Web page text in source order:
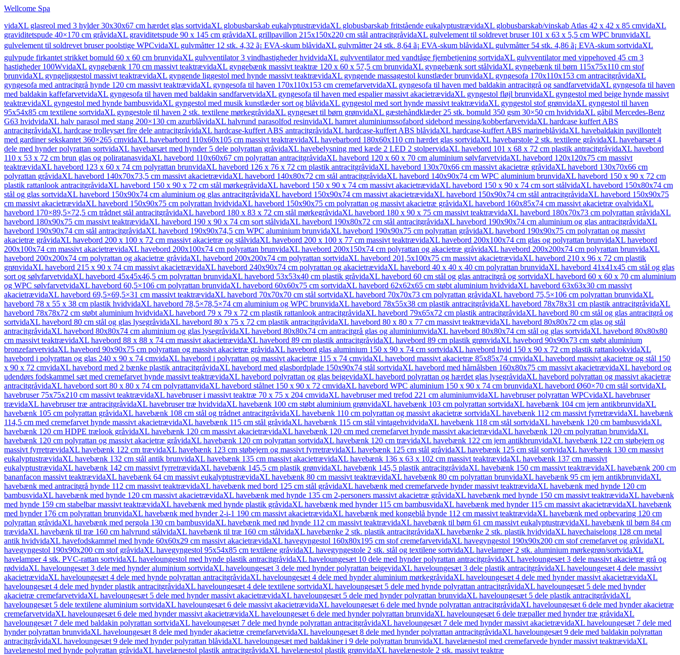
Wellcome Spa
vidaXL glasreol med 3 hylder 30x30x67 cm hærdet glas sortvidaXL globusbarskab eukalyptustrævidaXL globusbarskab fritstående eukalyptustrævidaXL globusbarskab/vinskab Atlas 42 x 42 x 85 cmvidaXL
graviditetspude 40×170 cm gråvidaXL graviditetspude 90 x 145 cm gråvidaXL grillpavillon 215x150x220 cm stål antracitgråvidaXL gulvelement til soldrevet bruser 101 x 63 x 5,5 cm WPC brunvidaXL
gulvelement til soldrevet bruser poolstige WPCvidaXL gulvmåtter 12 stk. 4,32 ã¡ EVA-skum blåvidaXL gulvmåtter 24 stk. 8,64 ã¡ EVA-skum blåvidaXL gulvmåtter 54 stk. 4,86 ã¡ EVA-skum sortvidaXL
gulvpude firkantet strikket bomuld 60 x 60 cm brunvidaXL gulvventilator 3 vindhastigheder hvidvidaXL gulvventilator med vandtåge fjernbetjening sortvidaXL gulvventilator med vippehoved 45 cm 3
hastigheder 100WvidaXL gyngebænk 170 cm massivt teaktrævidaXL gyngebænk massivt teaktræ 120 x 60 x 57,5 cm brunvidaXL gyngebænk sort stålvidaXL gyngebænk til børn 115x75x110 cm stof
brunvidaXL gyngeliggestol massivt teaktrævidaXL gyngende liggestol med hynde massivt teaktrævidaXL gyngende massagestol kunstlæder brunvidaXL gyngesofa 170x110x153 cm antracitgråvidaXL
gyngesofa med antracitgrå hynde 120 cm massivt teaktrævidaXL gyngesofa til haven 170x110x153 cm cremefarvetvidaXL gyngesofa til haven med baldakin antracitgrå og sandfarvetvidaXL gyngesofa til haven
med baldakin kaffefarvetvidaXL gyngesofa til haven med baldakin sandfarvetvidaXL gyngesofa til haven med espalier massivt akacietrævidaXL gyngestol fløjl brunvidaXL gyngestol med beige hynde massivt
teaktrævidaXL gyngestol med hynde bambusvidaXL gyngestol med musik kunstlæder sort og blåvidaXL gyngestol med sort hynde massivt teaktrævidaXL gyngestol stof grønvidaXL gyngestol til haven
95x54x85 cm textilene sortvidaXL gyngestole til haven 2 stk. textilene mørkegråvidaXL gyngesæt til børn grønvidaXL gæstehåndklæder 25 stk. bomuld 350 gsm 30×50 cm hvidvidaXL gåbil Mercedes-Benz
G63 hvidvidaXL halv parasol med stang 200×130 cm azurblåvidaXL halvrund parasolfod resinvidaXL hamret aluminiumssofabord sidebord messing/kobberfarvetvidaXL hardcase kuffert ABS
antracitgråvidaXL hardcase trolleysæt fire dele antracitgråvidaXL hardcase-kuffert ABS antracitgråvidaXL hardcase-kuffert ABS blåvidaXL hardcase-kuffert ABS marineblåvidaXL havebaldakin pavillontelt
med gardiner sekskantet 360×265 cmvidaXL havebarbord 110x60x105 cm massivt teaktrævidaXL havebarbord 180x60x110 cm hærdet glas sortvidaXL havebarstole 2 stk. textilene gråvidaXL havebarsæt 4
dele med hynder polyrattan sortvidaXL havebarsæt med hynder 5 dele polyrattan gråvidaXL havebelysning med kæde 2 LED 2 stolpervidaXL havebord 101 x 68 x 72 cm plastik antracitgråvidaXL havebord
110 x 53 x 72 cm brun glas og poliratanasvidaXL havebord 110x60x67 cm polyrattan antracitgråvidaXL havebord 120 x 60 x 70 cm aluminium sølvfarvetvidaXL havebord 120x120x75 cm massivt
teaktrævidaXL havebord 123 x 60 x 74 cm polyrattan brunvidaXL havebord 126 x 76 x 72 cm plastik antracitgråvidaXL havebord 130x70x66 cm massivt akacietræ gråvidaXL havebord 130x70x66 cm
polyrattan gråvidaXL havebord 140x70x73,5 cm massivt akacietrævidaXL havebord 140x80x72 cm stål antracitgråvidaXL havebord 140x90x74 cm WPC aluminium brunvidaXL havebord 150 x 90 x 72 cm
plastik rattanlook antracitgråvidaXL havebord 150 x 90 x 72 cm stål mørkegråvidaXL havebord 150 x 90 x 74 cm massivt akacietrævidaXL havebord 150 x 90 x 74 cm sort stålvidaXL havebord 150x80x74 cm
stål og glas sortvidaXL havebord 150x90x74 cm aluminium og glas antracitgråvidaXL havebord 150x90x74 cm massivt akacietrævidaXL havebord 150x90x74 cm stål antracitgråvidaXL havebord 150x90x75
cm massivt akacietrævidaXL havebord 150x90x75 cm polyrattan hvidvidaXL havebord 150x90x75 cm polyrattan og massivt akacietræ gråvidaXL havebord 160x85x74 cm massivt akacietræ ovalvidaXL
havebord 170×89,5×72,5 cm trådnet stål antracitgråvidaXL havebord 180 x 83 x 72 cm stål mørkegråvidaXL havebord 180 x 90 x 75 cm massivt teaktrævidaXL havebord 180x70x73 cm polyrattan gråvidaXL
havebord 180x90x75 cm massivt teaktrævidaXL havebord 190 x 90 x 74 cm sort stålvidaXL havebord 190x80x72 cm stål antracitgråvidaXL havebord 190x90x74 cm aluminium og glas antracitgråvidaXL
havebord 190x90x74 cm stål antracitgråvidaXL havebord 190x90x74,5 cm WPC aluminium brunvidaXL havebord 190x90x75 cm polyrattan gråvidaXL havebord 190x90x75 cm polyrattan og massivt
akacietræ gråvidaXL havebord 200 x 100 x 72 cm massivt akacietræ og stålvidaXL havebord 200 x 100 x 77 cm massivt teaktrævidaXL havebord 200x100x74 cm glas og polyrattan brunvidaXL havebord
200x100x74 cm massivt akacietrævidaXL havebord 200x100x74 cm polyrattan brunvidaXL havebord 200x150x74 cm polyrattan og akacietræ gråvidaXL havebord 200x200x74 cm polyrattan brunvidaXL
havebord 200x200x74 cm polyrattan og akacietræ gråvidaXL havebord 200x200x74 cm polyrattan sortvidaXL havebord 201,5x100x75 cm massivt akacietrævidaXL havebord 210 x 96 x 72 cm plastik
grønvidaXL havebord 215 x 90 x 74 cm massivt akacietrævidaXL havebord 240x90x74 cm polyrattan og akacietrævidaXL havebord 40 x 40 x 40 cm polyrattan brunvidaXL havebord 41x41x45 cm stål og glas
sort og sølvfarvetvidaXL havebord 45x45x46,5 cm polyrattan brunvidaXL havebord 53x53x40 cm plastik gråvidaXL havebord 60 cm stål og glas antracitgrå og sortvidaXL havebord 60 x 60 x 70 cm aluminium
og WPC sølvfarvetvidaXL havebord 60,5×106 cm polyrattan brunvidaXL havebord 60x60x75 cm sortvidaXL havebord 62x62x65 cm støbt aluminium hvidvidaXL havebord 63x63x30 cm massivt
akacietrævidaXL havebord 69,5×69,5×31 cm massivt teaktrævidaXL havebord 70x70x70 cm stål sortvidaXL havebord 70x70x73 cm polyrattan gråvidaXL havebord 75,5×106 cm polyrattan brunvidaXL
havebord 78 x 55 x 38 cm plastik hvidvidaXL havebord 78,5×78,5×74 cm aluminium og WPC brunvidaXL havebord 78x55x38 cm plastik antracitgråvidaXL havebord 78x78x31 cm plastik antracitgråvidaXL
havebord 78x78x72 cm støbt aluminium hvidvidaXL havebord 79 x 79 x 72 cm plastik rattanlook antracitgråvidaXL havebord 79x65x72 cm plastik antracitgråvidaXL havebord 80 cm stål og glas antracitgrå og
sortvidaXL havebord 80 cm stål og glas lysegråvidaXL havebord 80 x 75 x 72 cm plastik antracitgråvidaXL havebord 80 x 80 x 77 cm massivt teaktrævidaXL havebord 80x80x72 cm glas og stål
antracitgråvidaXL havebord 80x80x74 cm aluminium og glas lysegråvidaXL havebord 80x80x74 cm antracitgrå glas og aluminiumvidaXL havebord 80x80x74 cm stål og glas sortvidaXL havebord 80x80x80
cm massivt teaktrævidaXL havebord 88 x 88 x 74 cm massivt akacietrævidaXL havebord 89 cm plastik antracitgråvidaXL havebord 89 cm plastik grønvidaXL havebord 90x90x73 cm støbt aluminium
bronzefarvetvidaXL havebord 90x90x75 cm polyrattan og massivt akacietræ gråvidaXL havebord glas aluminium 150 x 90 x 74 cm sortvidaXL havebord hvid 150 x 90 x 72 cm plastik rattanlookvidaXL
havebord i polyrattan og glas 240 x 90 x 74 cmvidaXL havebord i polyrattan og massivt akacietræ 115 x 74 cmvidaXL havebord massivt akacietræ 85x85x74 cmvidaXL havebord massivt akacietræ og stål 150
x 90 x 72 cmvidaXL havebord med 2 bænke plastik antracitgråvidaXL havebord med glasbordplade 150x90x74 stål sortvidaXL havebord med hårnålsben 160x80x75 cm massivt akacietrævidaXL havebord og
udendørs fodskammel sæt med cremefarvet hynde massivt teaktrævidaXL havebord polyrattan og glas beigevidaXL havebord polyrattan og hærdet glas lysegråvidaXL havebord polyrattan og massivt akacietræ
antracitgråvidaXL havebord sort 80 x 80 x 74 cm polyrattanvidaXL havebord stålnet 150 x 90 x 72 cmvidaXL havebord WPC aluminium 150 x 90 x 74 cm brunvidaXL havebord Ø60×70 cm stål sortvidaXL
havebruser 75x75x210 cm massivt teaktrævidaXL havebruser i massivt teaktræ 70 x 75 x 204 cmvidaXL havebruser med trefod 221 cm aluminiumvidaXL havebruser polyrattan WPCvidaXL havebruser
trævidaXL havebruser træ antracitgråvidaXL havebruser træ hvidvidaXL havebænk 100 cm støbt aluminium grønvidaXL havebænk 103 cm polyrattan sortvidaXL havebænk 104 cm jern antikbrunvidaXL
havebænk 105 cm polyrattan gråvidaXL havebænk 108 cm stål og trådnet antracitgråvidaXL havebænk 110 cm polyrattan og massivt akacietræ sortvidaXL havebænk 112 cm massivt fyrretrævidaXL havebænk
114,5 cm med cremefarvet hynde massivt akacietrævidaXL havebænk 115 cm stål gråvidaXL havebænk 115 cm stål vintagehvidvidaXL havebænk 118 cm stål sortvidaXL havebænk 120 cm bambusvidaXL
havebænk 120 cm HDPE trælook gråvidaXL havebænk 120 cm massivt akacietrævidaXL havebænk 120 cm med cremefarvet hynde massivt akacietrævidaXL havebænk 120 cm polyrattan brunvidaXL
havebænk 120 cm polyrattan og massivt akacietræ gråvidaXL havebænk 120 cm polyrattan sortvidaXL havebænk 120 cm trævidaXL havebænk 122 cm jern antikbrunvidaXL havebænk 122 cm støbejern og
massivt fyrretrævidaXL havebænk 122 cm trævidaXL havebænk 123 cm støbejern og massivt fyrretrævidaXL havebænk 125 cm stål gråvidaXL havebænk 125 cm stål sortvidaXL havebænk 130 cm massivt
eukalyptustrævidaXL havebænk 132 cm stål antik brunvidaXL havebænk 135 cm massivt akacietrævidaXL havebænk 136 x 63 x 102 cm massivt teaktrævidaXL havebænk 137 cm massivt
eukalyptustrævidaXL havebænk 142 cm massivt fyrretrævidaXL havebænk 145,5 cm plastik grønvidaXL havebænk 145,5 plastik antracitgråvidaXL havebænk 150 cm massivt teaktrævidaXL havebænk 200 cm
bananfacon massivt teaktrævidaXL havebænk 64 cm massivt eukalyptustrævidaXL havebænk 80 cm massivt teaktrævidaXL havebænk 80 cm polyrattan brunvidaXL havebænk 95 cm jern antikbrunvidaXL
havebænk med antracitgrå hynde 112 cm massivt teaktrævidaXL havebænk med bord 125 cm stål gråvidaXL havebænk med cremefarvede hynder massivt teaktrævidaXL havebænk med hynde 120 cm
bambusvidaXL havebænk med hynde 120 cm massivt akacietrævidaXL havebænk med hynde 135 cm 2-personers massivt akacietræ gråvidaXL havebænk med hynde 150 cm massivt teaktrævidaXL havebænk
med hynde 159 cm stabelbar massivt teaktrævidaXL havebænk med hynde plastik gråvidaXL havebænk med hynder 115 cm bambusvidaXL havebænk med hynder 115 cm massivt akacietrævidaXL havebænk
med hynder 176 cm polyrattan brunvidaXL havebænk med hynder 2-i-1 190 cm massivt akacietrævidaXL havebænk med kongeblå hynde 112 cm massivt teaktrævidaXL havebænk med opbevaring 120 cm
polyrattan gråvidaXL havebænk med pergola 130 cm bambusvidaXL havebænk med rød hynde 112 cm massivt teaktrævidaXL havebænk til børn 61 cm massivt eukalyptustrævidaXL havebænk til børn 84 cm
trævidaXL havebænk til træ 160 cm halvrund stålvidaXL havebænk til træ 160 cm stålvidaXL havebænke 2 stk. plastik antracitgråvidaXL havebænke 2 stk. plastik hvidvidaXL havechaiselong 128 cm metal
antik hvidvidaXL havefodskammel med hynde 60x60x29 cm massivt akacietrævidaXL havegyngestol 160x80x195 cm stof cremefarvetvidaXL havegyngestol 190x90x200 cm stof cremefarvet og gråvidaXL
havegyngestol 190x90x200 cm stof gråvidaXL havegyngestol 95x54x85 cm textilene gråvidaXL havegyngestole 2 stk. stål og textilene sortvidaXL havelamper 2 stk. aluminium mørkegrøn/sortvidaXL
havelamper 4 stk. PVC-rattan sortvidaXL haveloungestol med hynde plastik antracitgråvidaXL haveloungesæt 10 dele med hynder polyrattan antracitgråvidaXL haveloungesæt 3 dele massivt akacietræ grå og
rødvidaXL haveloungesæt 3 dele med hynder aluminium sortvidaXL haveloungesæt 3 dele med hynder polyrattan beigevidaXL haveloungesæt 3 dele plastik antracitgråvidaXL haveloungesæt 4 dele massivt
akacietrævidaXL haveloungesæt 4 dele med hynde polyrattan antracitgråvidaXL haveloungesæt 4 dele med hynder aluminium mørkegråvidaXL haveloungesæt 4 dele med hynder massivt akacietrævidaXL
haveloungesæt 4 dele med hynder plastik antracitgråvidaXL haveloungesæt 4 dele textilene sortvidaXL haveloungesæt 5 dele med hynde polyrattan antracitgråvidaXL haveloungesæt 5 dele med hynder
akacietræ cremefarvetvidaXL haveloungesæt 5 dele med hynder massivt akacietrævidaXL haveloungesæt 5 dele med hynder polyrattan brunvidaXL haveloungesæt 5 dele plastik antracitgråvidaXL
haveloungesæt 5 dele textilene aluminium sortvidaXL haveloungesæt 6 dele massivt akacietrævidaXL haveloungesæt 6 dele med hynde polyrattan antracitgråvidaXL haveloungesæt 6 dele med hynder akacietræ
cremefarvetvidaXL haveloungesæt 6 dele med hynder massivt akacietrævidaXL haveloungesæt 6 dele med hynder polyrattan brunvidaXL haveloungesæt 6 dele træpaller med hynder træ gråvidaXL
haveloungesæt 7 dele med baldakin polyrattan sortvidaXL haveloungesæt 7 dele med hynde polyrattan antracitgråvidaXL haveloungesæt 7 dele med hynder massivt akacietrævidaXL haveloungesæt 7 dele med
hynder polyrattan brunvidaXL haveloungesæt 8 dele med hynder akacietræ cremefarvetvidaXL haveloungesæt 8 dele med hynder polyrattan antracitgråvidaXL haveloungesæt 9 dele med baldakin polyrattan
antracitgråvidaXL haveloungesæt 9 dele med hynder polyrattan blåvidaXL haveloungesæt med baldakiner i 9 dele polyrattan brunvidaXL havelænestol med cremefarvede hynder massivt teaktrævidaXL
havelænestol med hynde polyrattan gråvidaXL havelænestol plastik antracitgråvidaXL havelænestol plastik grønvidaXL havelænestole 2 stk. massivt teaktræ